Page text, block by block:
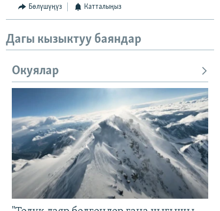
Бөлүшүңүз Катталыңыз
Дагы кызыктуу баяндар
Окуялар